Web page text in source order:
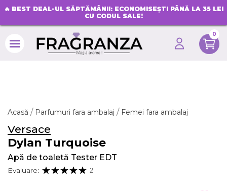
🔥 BEST DEAL-UL SĂPTĂMÂNII: ECONOMISEȘTI PÂNĂ LA 35 LEI
CU CODUL SALE!
0
Acasă Parfumuri fara ambalaj Femei fara ambalaj
Versace
Dylan Turquoise
Apă de toaletă Tester EDT
Evaluare: 2